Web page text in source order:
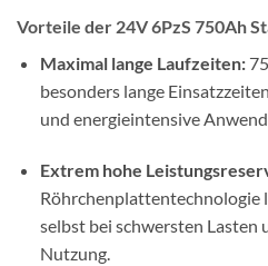
Vorteile der 24V 6PzS 750Ah
Maximal lange Laufzeiten:
besonders lange
und energieintensive
Extrem hohe
Röhrchenplattentechnologie
selbst bei schwersten
Nutzung.